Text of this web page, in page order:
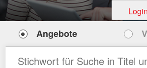
Login
Angebote